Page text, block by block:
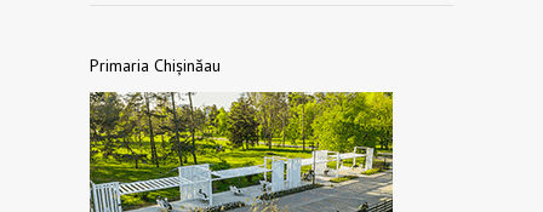
Primaria Chișinăau